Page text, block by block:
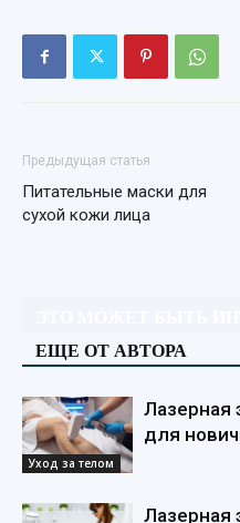
Предыдущая статья
Питательные маски для
сухой кожи лица
ЕЩЕ ОТ АВТОРА
Уход за телом
Лазерная
для
Лазерная